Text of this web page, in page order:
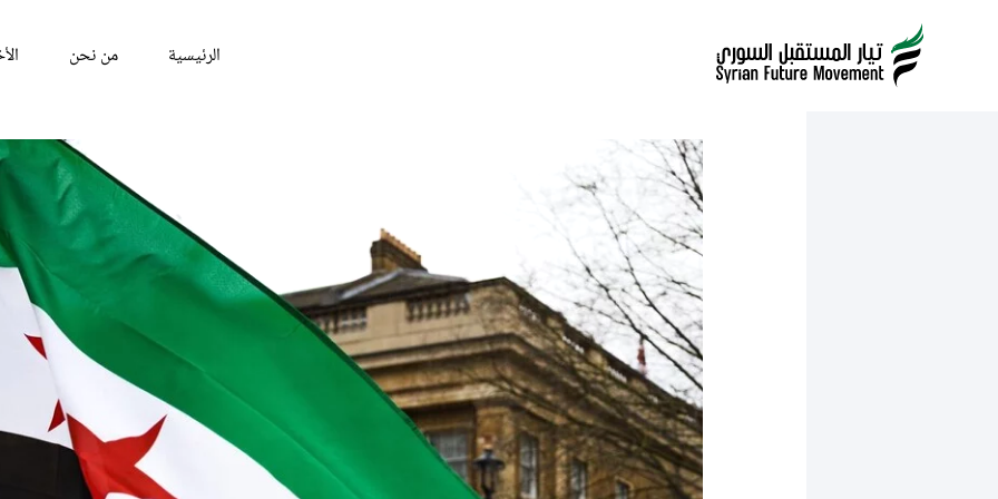
الرئيسية من نحن